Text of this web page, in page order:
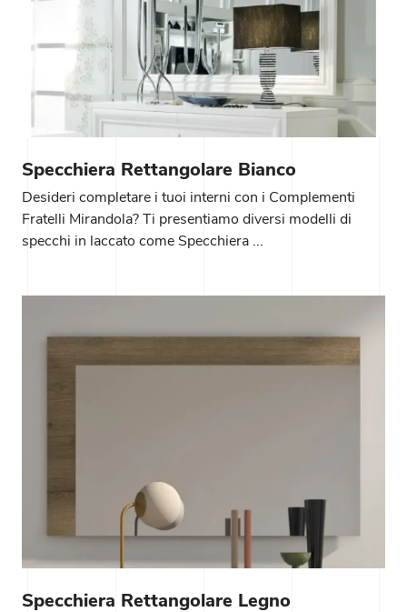
Specchiera Rettangolare Bianco
Desideri completare i tuoi interni con i Complementi
Fratelli Mirandola? Ti presentiamo diversi modelli di
specchi in laccato come Specchiera ...
Specchiera Rettangolare Legno